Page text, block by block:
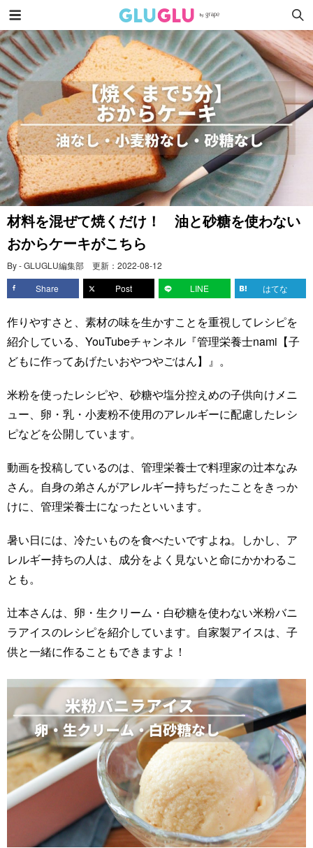
材料を混ぜて焼くだけ！ 油と砂糖を使わない
おからケーキがこちら
By - GLUGLU編集部 更新： 2022-08-12
Share
Post LINE はてな
作りやすさと、素材の味を生かすことを重視してレシピを
紹介している、YouTubeチャンネル『管理栄養士nami【子
どもに作ってあげたいおやつやごはん】』。
米粉を使ったレシピや、砂糖や塩分控えめの子供向けメニ
ュー、卵・乳・小麦粉不使用のアレルギーに配慮したレシ
ピなどを公開しています。
動画を投稿しているのは、管理栄養士で料理家の辻本なみ
さん。自身の弟さんがアレルギー持ちだったことをきっか
けに、管理栄養士になったといいます。
暑い日には、冷たいものを食べたいですよね。しかし、ア
レルギー持ちの人は、成分をよく見ないと命にかかわるこ
とも。
辻本さんは、卵・生クリーム・白砂糖を使わない米粉バニ
ラアイスのレシピを紹介しています。自家製アイスは、子
供と一緒に作ることもできますよ！